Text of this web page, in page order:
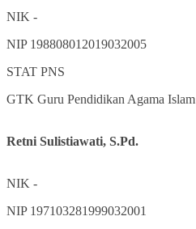
NIK -
NIP 198808012019032005
STAT PNS
GTK Guru Pendidikan Agama Islam
Retni Sulistiawati, S.Pd.
NIK -
NIP 197103281999032001